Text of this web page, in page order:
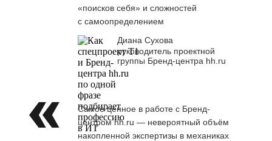
«поисков себя» и сложностей
с самоопределением
Диана Сухова
руководитель проектной
группы Бренд-центра hh.ru
Самое ценное в работе с Бренд-
центром hh.ru — невероятный объём
накопленной экспертизы в механиках